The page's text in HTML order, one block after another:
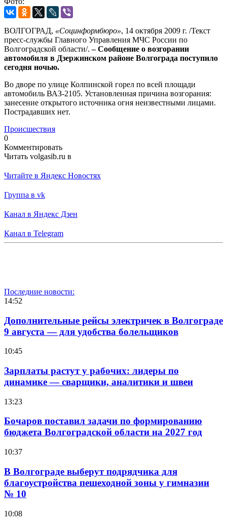
ВОЛГОГРАД, «Социнформбюро», 14 октября 2009 г. /Текст
пресс-службы Главного Управления МЧС России по
Волгоградской области/. – Сообщение о возгорании
автомобиля в Дзержинском районе Волгограда поступило
сегодня ночью.
Во дворе по улице Колпинской горел по всей площади
автомобиль ВАЗ-2105. Установленная причина возгорания:
занесение открытого источника огня неизвестными лицами.
Пострадавших нет.
Происшествия
0
Комментировать
Читать volgasib.ru в
Читайте в Яндекс Новостях
Группа в vk
Канал в Яндекс Дзен
Канал в Telegram
Последние новости:
14:52
Дополнительные рейсы электричек в Волгограде
9 августа — для удобства болельщиков
10:45
Зарплаты растут у рабочих: лидеры по
динамике — сварщики, аналитики и швеи
13:23
Бочаров поставил задачи по формированию
бюджета Волгоградской области на 2027 год
10:37
В Волгограде выберут подрядчика для
благоустройства пешеходной зоны у гимназии
№ 10
10:08